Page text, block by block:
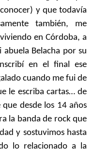
y que todavía
también, me
en Córdoba, a
Belacha por su
en el final ese
cuando me fui de
le escriba cartas… de
desde los 14 años
la banda de rock que
y sostuvimos hasta
lo relacionado a la